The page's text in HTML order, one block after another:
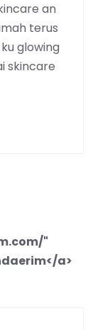
an
terus
glowing
skincare
"
a>